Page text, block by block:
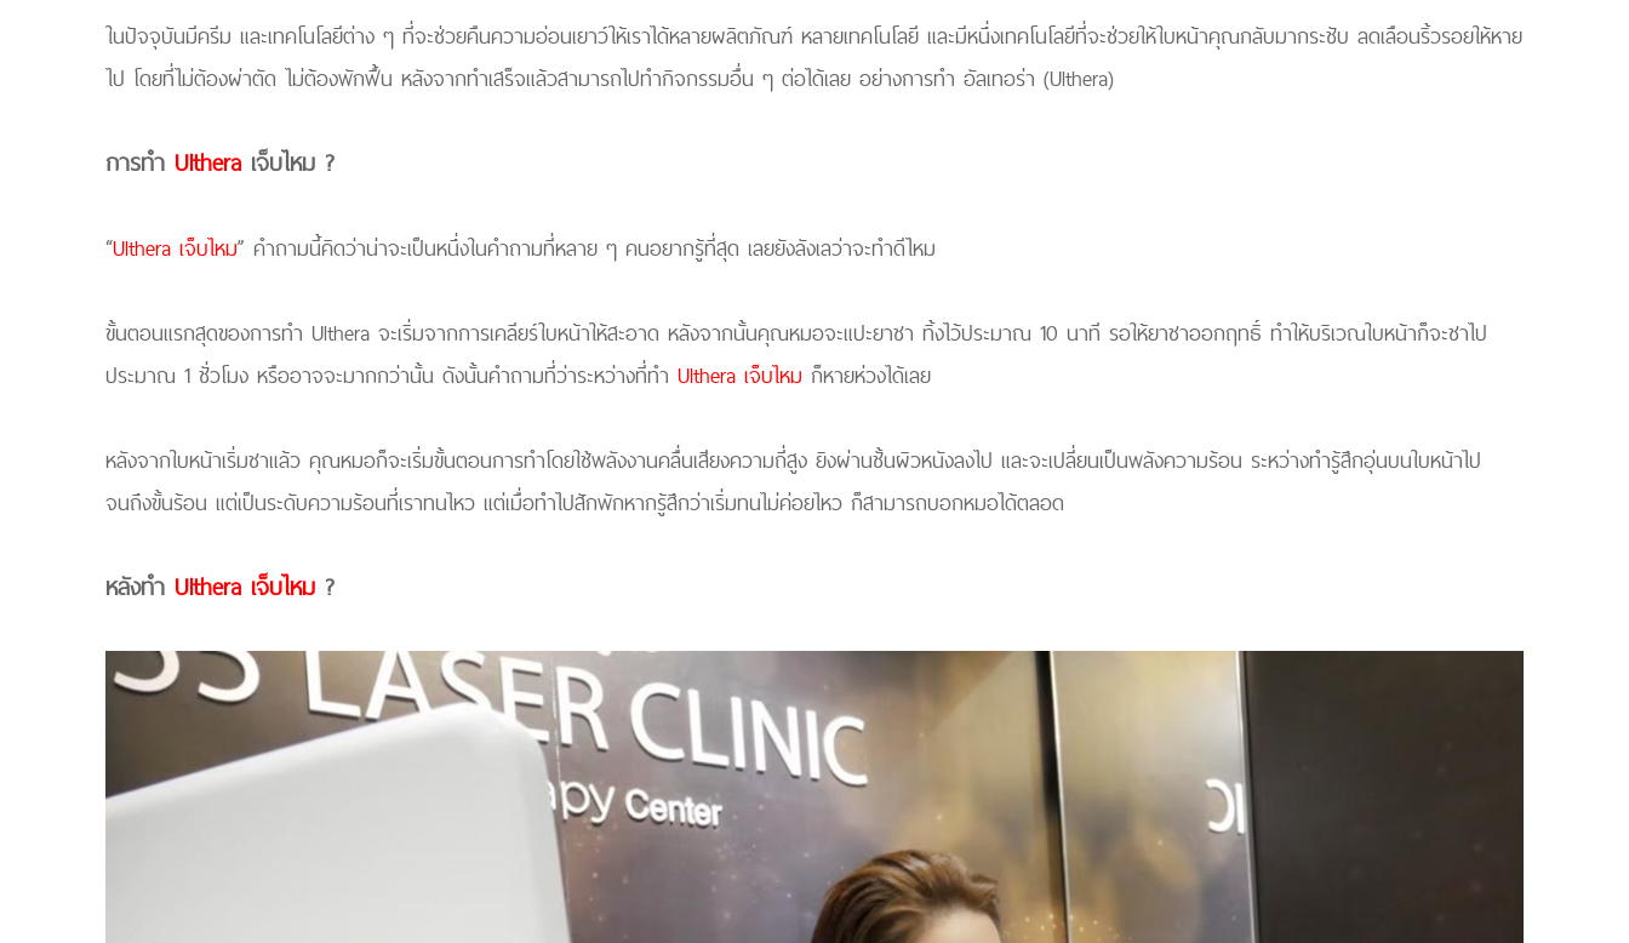
ในปัจจุบันมีครีม และเทคโนโลยีต่าง ๆ ที่จะช่วยคืนความอ่อนเยาว์ให้เราได้หลายผลิตภัณฑ์ หลายเทคโนโลยี และมีหนึ่งเทคโนโลยีที่จะช่วยให้ใบหน้าคุณกลับมากระชับ ลดเลือนริ้วรอยให้หาย
ไป โดยที่ไม่ต้องผ่าตัด ไม่ต้้องพักฟื้น หลังจากทำเสร็จแล้วสามารถไปทำกิจกรรมอื่น ๆ ต่อได้เลย อย่างการทำ อัลเทอร่า (Ulthera)
การทำ Ulthera เจ็บไหม ?
“Ulthera เจ็บไหม” คำถามนี้คิดว่าน่าจะเป็นหนึ่งในคำถามที่หลาย ๆ คนอยากรู้ที่สุด เลยยังลังเลว่าจะทำดีไหม
ขั้นตอนแรกสุดของการทำ Ulthera จะเริ่มจากการเคลียร์ใบหน้าให้สะอาด หลังจากนั้นคุณหมอจะแปะยาชา ทิ้งไว้ประมาณ 10 นาที รอให้ยาชาออกฤทธิ์ ทำให้บริเวณใบหน้าก็จะชาไป
ประมาณ 1 ชั่วโมง หรืออาจจะมากกว่านั้น ดังนั้นคำถามที่ว่าระหว่างที่ทำ Ulthera เจ็บไหม ก็หายห่วงได้เลย
หลังจากใบหน้าเริ่มชาแล้ว คุณหมอก็จะเริ่มขั้นตอนการทำโดยใช้พลังงานคลื่นเสียงความถี่สูง ยิงผ่านชั้นผิวหนังลงไป และจะเปลี่ยนเป็นพลังความร้อน ระหว่างทำรู้สึกอุ่นบนใบหน้าไป
จนถึงขั้นร้อน แต่เป็นระดับความร้อนที่เราทนไหว แต่เมื่อทำไปสักพักหากรู้สึกว่าเริ่มทนไม่ค่อยไหว ก็สามารถบอกหมอได้ตลอด
หลังทำ Ulthera เจ็บไหม ?